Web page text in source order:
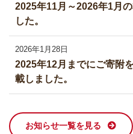
2025年11月～2026年1月
した。
2026年1月28日
2025年12月までにご寄附
載しました。
お知らせ一覧を見る